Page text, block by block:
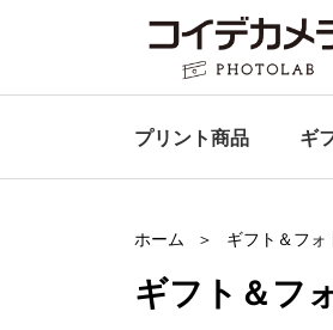
プリント商品 ギ
ホーム ギフト＆フォ
ギフト＆ フ